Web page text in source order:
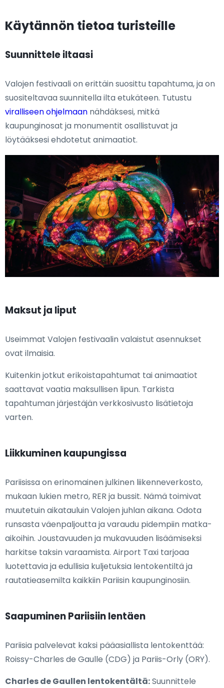
Käytännön tietoa turisteille
Suunnittele iltaasi
Valojen festivaali on erittäin suosittu tapahtuma, ja on
suositeltavaa suunnitella ilta etukäteen. Tutustu
viralliseen ohjelmaan nähdäksesi, mitkä
kaupunginosat ja monumentit osallistuvat ja
löytääksesi ehdotetut animaatiot.
Maksut ja liput
Useimmat Valojen festivaalin valaistut asennukset
ovat ilmaisia.
Kuitenkin jotkut erikoistapahtumat tai animaatiot
saattavat vaatia maksullisen lipun. Tarkista
tapahtuman järjestäjän verkkosivusto lisätietoja
varten.
Liikkuminen kaupungissa
Pariisissa on erinomainen julkinen liikenneverkosto,
mukaan lukien metro, RER ja bussit. Nämä toimivat
muutetuin aikatauluin Valojen juhlan aikana. Odota
runsasta väenpaljoutta ja varaudu pidempiin matka-
aikoihin. Joustavuuden ja mukavuuden lisäämiseksi
harkitse taksin varaamista. Airport Taxi tarjoaa
luotettavia ja edullisia kuljetuksia lentokentiltä ja
rautatieasemilta kaikkiin Pariisin kaupunginosiin.
Saapuminen Pariisiin lentäen
Pariisia palvelevat kaksi pääasiallista lentokenttää:
Roissy-Charles de Gaulle (CDG) ja Pariis-Orly (ORY).
Charles de Gaullen lentokentältä:Suunnittele